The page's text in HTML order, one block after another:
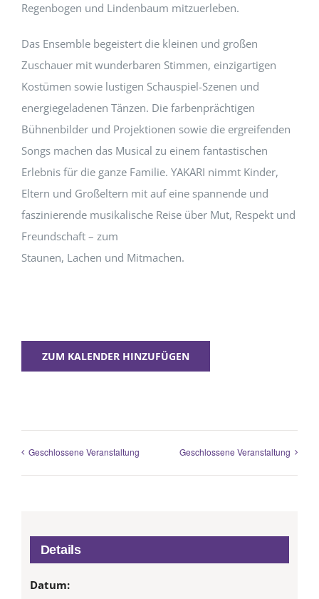
Regenbogen und Lindenbaum mitzuerleben.
Das Ensemble begeistert die kleinen und großen
Zuschauer mit wunderbaren Stimmen, einzigartigen
Kostümen sowie lustigen Schauspiel-Szenen und
energiegeladenen Tänzen. Die farbenprächtigen
Bühnenbilder und Projektionen sowie die ergreifenden
Songs machen das Musical zu einem fantastischen
Erlebnis für die ganze Familie. YAKARI nimmt Kinder,
Eltern und Großeltern mit auf eine spannende und
faszinierende musikalische Reise über Mut, Respekt und
Freundschaft – zum
Staunen, Lachen und Mitmachen.
ZUM KALENDER HINZUFÜGEN
Geschlossene Veranstaltung Geschlossene Veranstaltung
Details
Datum: